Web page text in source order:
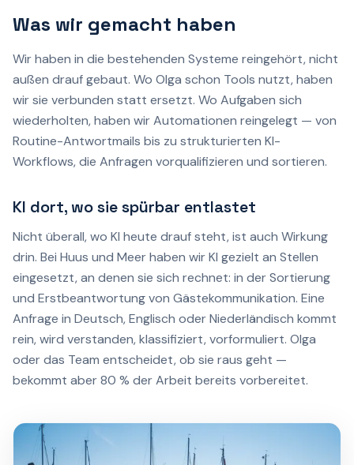
Was wir gemacht haben
Wir haben in die bestehenden Systeme reingehört, nicht
außen drauf gebaut. Wo Olga schon Tools nutzt, haben
wir sie verbunden statt ersetzt. Wo Aufgaben sich
wiederholten, haben wir Automationen reingelegt — von
Routine-Antwortmails bis zu strukturierten KI-
Workflows, die Anfragen vorqualifizieren und sortieren.
KI dort, wo sie spürbar entlastet
Nicht überall, wo KI heute drauf steht, ist auch Wirkung
drin. Bei Huus und Meer haben wir KI gezielt an Stellen
eingesetzt, an denen sie sich rechnet: in der Sortierung
und Erstbeantwortung von Gästekommunikation. Eine
Anfrage in Deutsch, Englisch oder Niederländisch kommt
rein, wird verstanden, klassifiziert, vorformuliert. Olga
oder das Team entscheidet, ob sie raus geht —
bekommt aber 80 % der Arbeit bereits vorbereitet.